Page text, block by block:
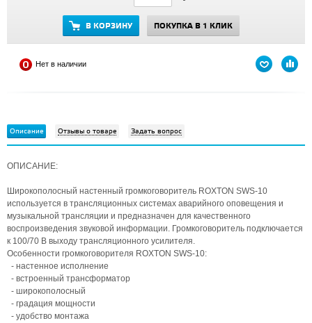
В КОРЗИНУ ПОКУПКА В 1 КЛИК
Нет в наличии
Описание Отзывы о товаре Задать вопрос
ОПИСАНИЕ:
Широкополосный настенный громкоговоритель ROXTON SWS-10
используется в трансляционных системах аварийного оповещения и
музыкальной трансляции и предназначен для качественного
воспроизведения звуковой информации. Громкоговоритель подключается
к 100/70 В выходу трансляционного усилителя.
Особенности громкоговорителя ROXTON SWS-10:
- настенное исполнение
- встроенный трансформатор
- широкополосный
- градация мощности
- удобство монтажа